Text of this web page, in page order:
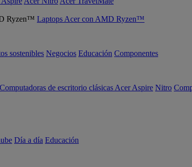
Laptops Acer con AMD Ryzen™
sostenibles Negocios Educación Componentes
Computadoras de escritorio clásicas Acer Aspire Nitro
Día a día Educación